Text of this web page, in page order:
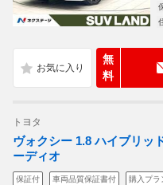
無
料
トヨタ
ヴォクシー 1.8 ハイブリッ
ーディオ
保証付 車両品質保証書付 購入プラ